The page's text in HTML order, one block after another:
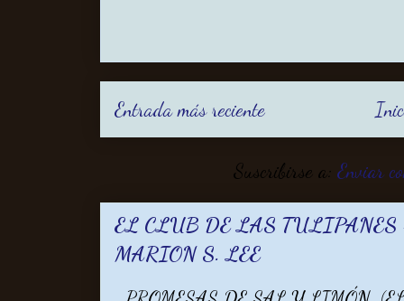
Entrada más reciente
Suscribirse a:Enviar
EL CLUB DE LAS
MARION S. LEE